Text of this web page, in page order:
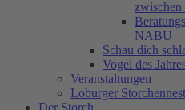
NABU
Schau dich
Vogel des
Veranstaltungen
Loburger
Der Storch